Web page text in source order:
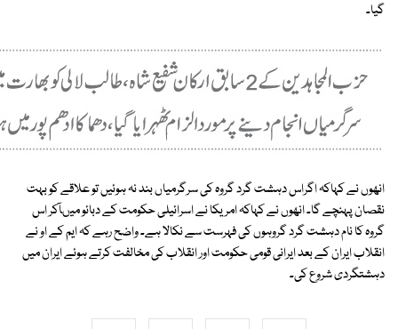
گیا۔
انھوں نے کہاکہ اگراس دہشت گرد گروہ کی سرگرمیاں بند نہ ہوئیں تو علاقے کو بہت
نقصان پہنچے گا۔ انھوں نے کہاکہ امریکا نے اسرائیلی حکومت کے دبائو میںآکر اس
گروہ کا نام دہشت گرد گروہوں کی فہرست سے نکالا ہے۔ واضح رہے کہ ایم کے او نے
انقلاب ایران کے بعد ایرانی قومی حکومت اور انقلاب کی مخالفت کرتے ہوئے ایران میں
دہشتگردی شروع کی۔